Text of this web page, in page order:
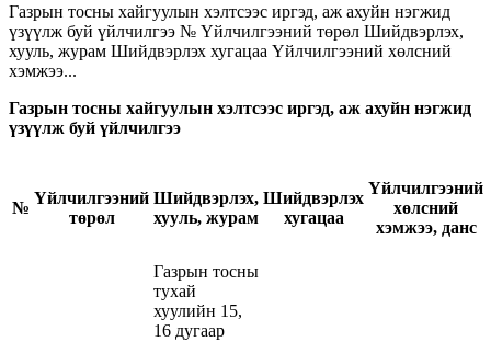
Газрын тосны хайгуулын хэлтсээс иргэд, аж ахуйн нэгжид
үзүүлж буй үйлчилгээ № Үйлчилгээний төрөл Шийдвэрлэх,
хууль, журам Шийдвэрлэх хугацаа Үйлчилгээний хөлсний
хэмжээ...
Газрын тосны хайгуулын хэлтсээс иргэд, аж ахуйн нэгжид
үзүүлж буй үйлчилгээ
№
Үйлчилгээний
төрөл
Шийдвэрлэх,
хууль, журам
Шийдвэрлэх
хугацаа
Үйлчилгээний
хөлсний
хэмжээ, данс
Газрын тосны
тухай
хуулийн 15,
16 дугаар